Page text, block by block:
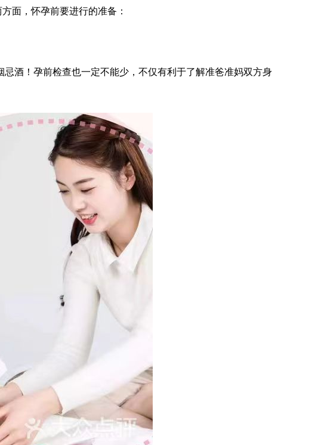
面，怀孕前要进行的准备：
酒！孕前检查也一定不能少，不仅有利于了解准爸准妈双方身